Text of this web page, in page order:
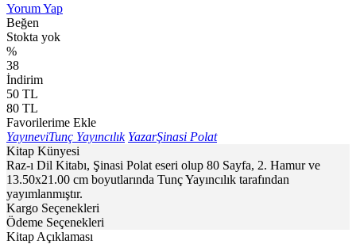
Yorum Yap
Beğen
Stokta yok
%
38
İndirim
50 TL
80 TL
Favorilerime Ekle
YayıneviTunç Yayıncılık YazarŞinasi Polat
Kitap Künyesi
Raz-ı Dil Kitabı, Şinasi Polat eseri olup 80 Sayfa, 2. Hamur ve
13.50x21.00 cm boyutlarında Tunç Yayıncılık tarafından
yayımlanmıştır.
Kargo Seçenekleri
Ödeme Seçenekleri
Kitap Açıklaması